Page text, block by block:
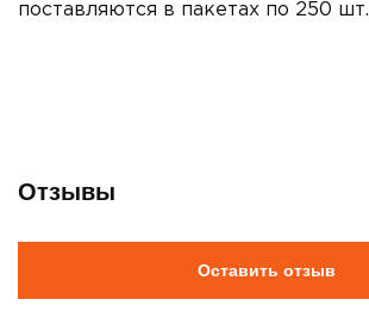
поставляются в пакетах по 250 шт.
Отзывы
Оставить отзыв